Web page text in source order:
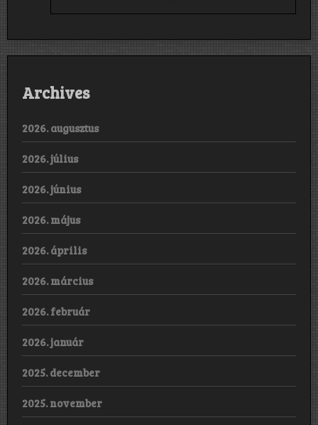
Archives
2026. augusztus
2026. július
2026. június
2026. május
2026. április
2026. március
2026. február
2026. január
2025. december
2025. november